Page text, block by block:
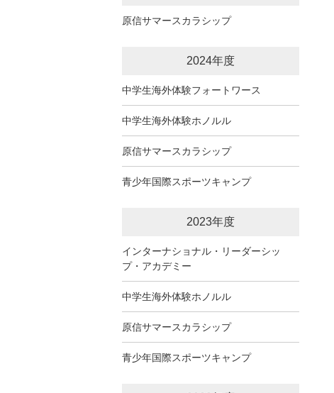
原信サマースカラシップ
2024年度
中学生海外体験フォートワース
中学生海外体験ホノルル
原信サマースカラシップ
青少年国際スポーツキャンプ
2023年度
インターナショナル・リーダーシッ
プ・アカデミー
中学生海外体験ホノルル
原信サマースカラシップ
青少年国際スポーツキャンプ